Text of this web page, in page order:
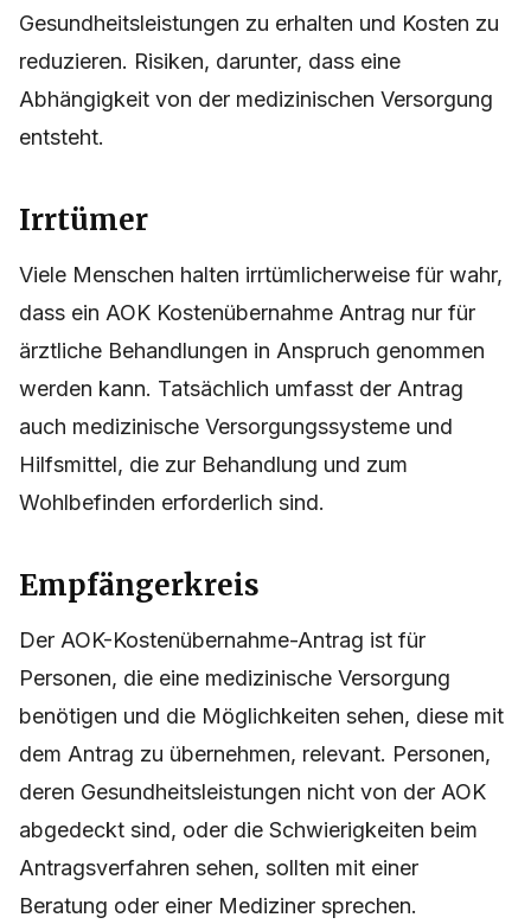
Gesundheitsleistungen zu erhalten und Kosten zu
reduzieren. Risiken, darunter, dass eine
Abhängigkeit von der medizinischen Versorgung
entsteht.
Irrtümer
Viele Menschen halten irrtümlicherweise für wahr,
dass ein AOK Kostenübernahme Antrag nur für
ärztliche Behandlungen in Anspruch genommen
werden kann. Tatsächlich umfasst der Antrag
auch medizinische Versorgungssysteme und
Hilfsmittel, die zur Behandlung und zum
Wohlbefinden erforderlich sind.
Empfängerkreis
Der AOK-Kostenübernahme-Antrag ist für
Personen, die eine medizinische Versorgung
benötigen und die Möglichkeiten sehen, diese mit
dem Antrag zu übernehmen, relevant. Personen,
deren Gesundheitsleistungen nicht von der AOK
abgedeckt sind, oder die Schwierigkeiten beim
Antragsverfahren sehen, sollten mit einer
Beratung oder einer Mediziner sprechen.